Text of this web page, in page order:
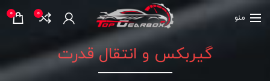
منو 0
0
گیربکس و انتقال قدرت